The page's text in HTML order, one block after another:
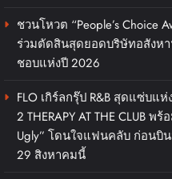
ชวนโหวต “People’s Choice
ร่วมตัดสินสุดยอดบริษัทอสังห
ชอบแห่งปี 2026
FLO เกิร์ลกรุ๊ป R&B สุดแซ่บแ
2 THERAPY AT THE CLUB พ
Ugly” โดนใจแฟนคลับ ก่อนบิ
29 สิงหาคมนี้